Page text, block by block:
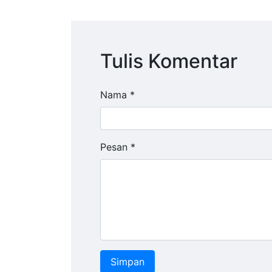
Tulis Komentar
Nama *
Pesan *